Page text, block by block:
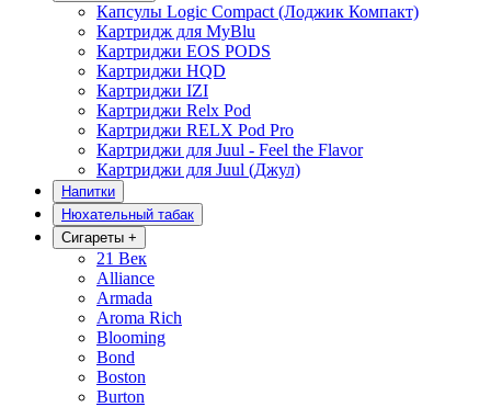
Капсулы Logic Compact (Лоджик Компакт)
Картридж для MyBlu
Картриджи EOS PODS
Картриджи HQD
Картриджи IZI
Картриджи Relx Pod
Картриджи RELX Pod Pro
Картриджи для Juul - Feel the Flavor
Картриджи для Juul (Джул)
Напитки
Нюхательный табак
Сигареты +
21 Век
Alliance
Armada
Aroma Rich
Blooming
Bond
Boston
Burton